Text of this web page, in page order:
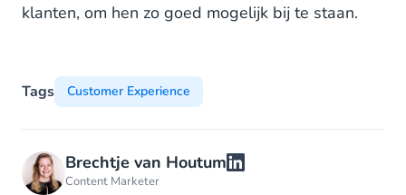
klanten, om hen zo goed mogelijk bij te staan.
Tags Customer Experience
Brechtje van Houtum
Content Marketer